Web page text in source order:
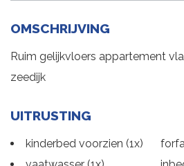
OMSCHRIJVING
Ruim gelijkvloers appartement
zeedijk
UITRUSTING
kinderbed voorzien (1x)